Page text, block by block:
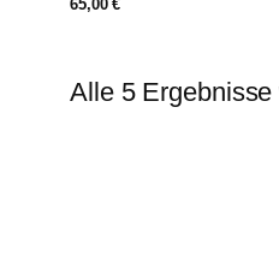
65,00€
Alle 5